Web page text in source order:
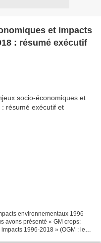
et impacts
: résumé exécutif
environnementaux 1996-
avons présenté « GM crops:
1996-2018 » (OGM : les